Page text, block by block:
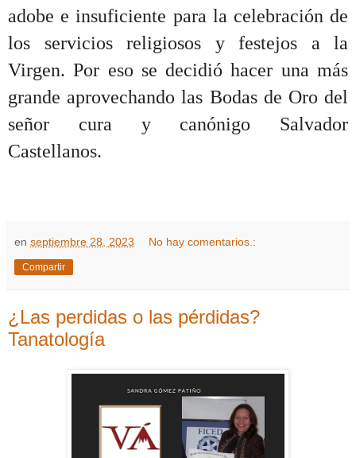
adobe e insuficiente para la celebración de
los servicios religiosos y festejos a la
Virgen. Por eso se decidió hacer una más
grande aprovechando las Bodas de Oro del
señor cura y canónigo Salvador
Castellanos.
en septiembre 28, 2023 No hay comentarios.:
Compartir
¿Las perdidas o las pérdidas?
Tanatología